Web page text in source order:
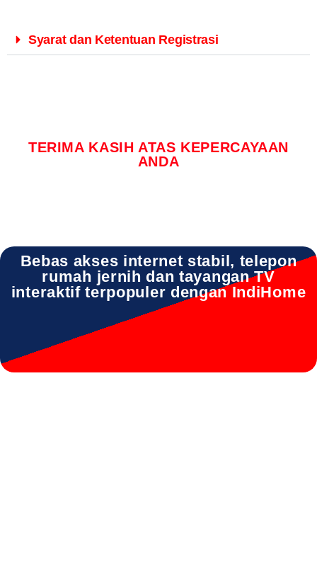
Syarat dan Ketentuan Registrasi
TERIMA KASIH ATAS KEPERCAYAAN
ANDA
Bebas akses internet stabil, telepon
rumah jernih dan tayangan TV
interaktif terpopuler dengan IndiHome